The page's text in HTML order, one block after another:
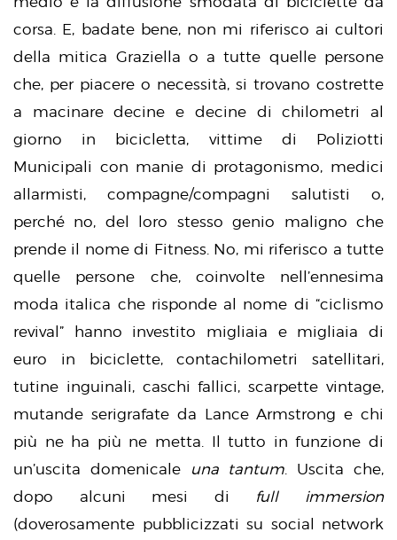
corsa. E, badate bene, non mi riferisco ai cultori
della mitica Graziella o a tutte quelle persone
che, per piacere o necessità, si trovano costrette
a macinare decine e decine di chilometri al
giorno in bicicletta, vittime di Poliziotti
Municipali con manie di protagonismo, medici
allarmisti, compagne/compagni salutisti o,
perché no, del loro stesso genio maligno che
prende il nome di Fitness. No, mi riferisco a tutte
quelle persone che, coinvolte nell’ennesima
moda italica che risponde al nome di “ciclismo
revival” hanno investito migliaia e migliaia di
euro in biciclette, contachilometri satellitari,
tutine inguinali, caschi fallici, scarpette vintage,
mutande serigrafate da Lance Armstrong e chi
più ne ha più ne metta. Il tutto in funzione di
un’uscita domenicale
una tantum. Uscita che,
dopo alcuni mesi di full immersion
(doverosamente pubblicizzati su social network